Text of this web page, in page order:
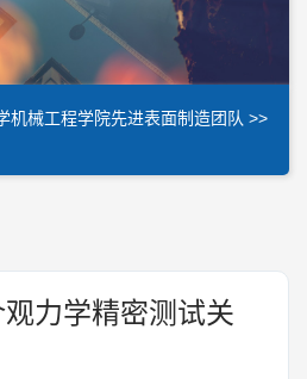
机械工程学院先进表面制造团队 >>
力学精密测试关